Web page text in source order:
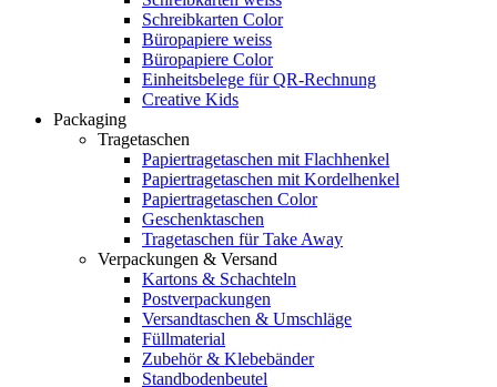
Schreibkarten Color
Büropapiere weiss
Büropapiere Color
Einheitsbelege für QR-Rechnung
Creative Kids
Packaging
Tragetaschen
Papiertragetaschen mit Flachhenkel
Papiertragetaschen mit Kordelhenkel
Papiertragetaschen Color
Geschenktaschen
Tragetaschen für Take Away
Verpackungen & Versand
Kartons & Schachteln
Postverpackungen
Versandtaschen & Umschläge
Füllmaterial
Zubehör & Klebebänder
Standbodenbeutel